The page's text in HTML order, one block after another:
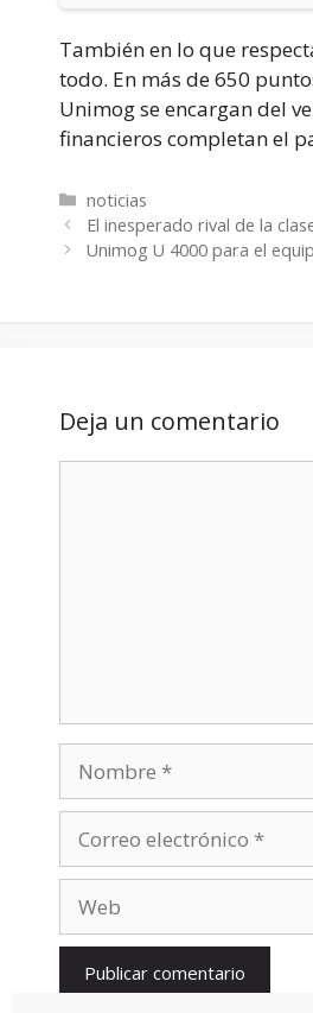
También en lo que
todo. En más de 650
Unimog se encargan del
financieros completan el
Categorías
noticias
El inesperado rival de la
Unimog U 4000 para el
Deja un comentario
electrónico